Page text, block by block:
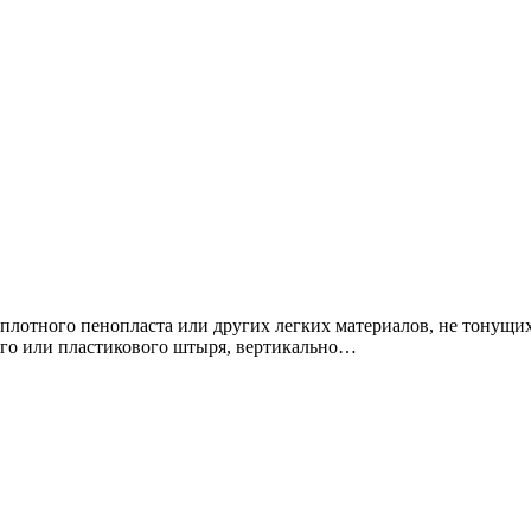
пенопласта или других легких материалов, не
или пластикового штыря, вертикально…